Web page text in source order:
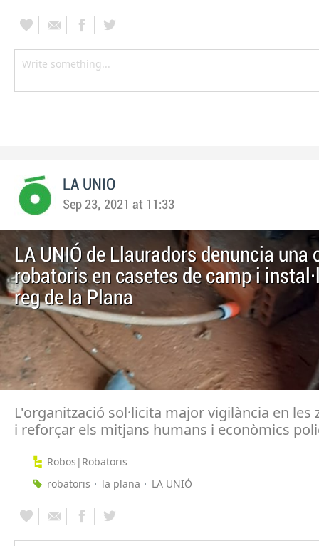
LA UNIO
Sep 23, 2021 at 11:33
LA UNIÓ de Llauradors denuncia una
robatoris en casetes de camp i
reg de la Plana
L'organització sol·licita major vigilància en les
i reforçar els mitjans humans i econòmics
Robos|Robatoris
robatoris
la plana LA UNIÓ